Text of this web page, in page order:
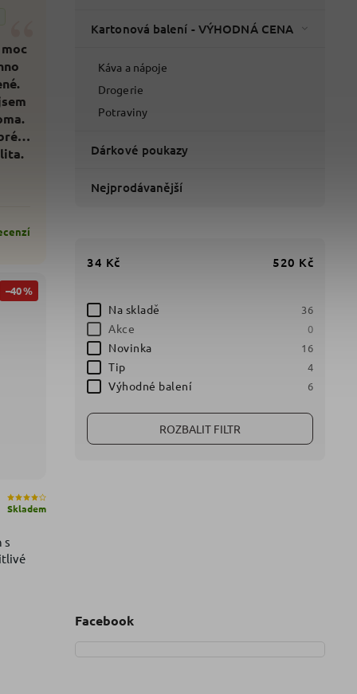
Kartonová balení - VÝHODNÁ CENA
Káva a nápoje
Drogerie
Potraviny
Dárkové poukazy
Nejprodávanější
34 Kč 520 Kč
Na skladě 36
Akce 0
Novinka 16
Tip 4
Výhodné balení 6
ROZBALIT FILTR
Facebook
“
–40 %
s
Skladem